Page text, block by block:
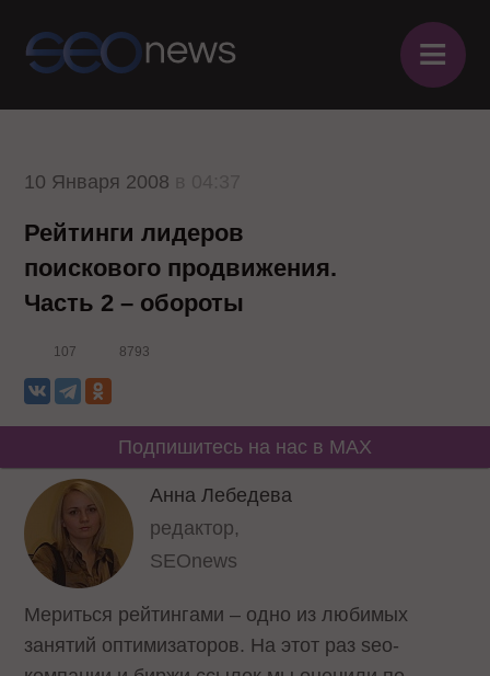
≡
10 Января 2008
Рейтинги лидеров
поискового продвижения.
Часть 2 – обороты
107 8793
Подпишитесь на нас в MAX
Анна Лебедева
редактор,
SEOnews
Мериться рейтингами – одно из любимых
занятий оптимизаторов. На этот раз seo-